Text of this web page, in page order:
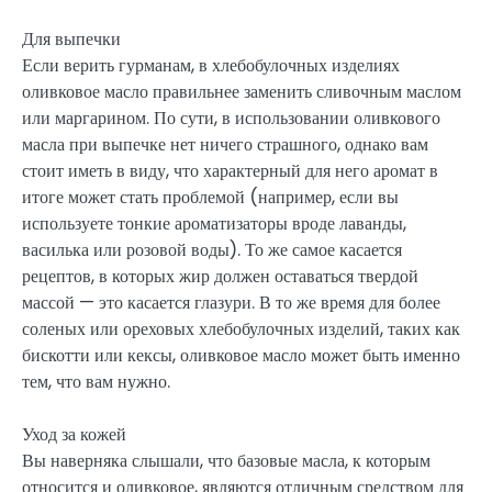
Для выпечки
Если верить гурманам, в хлебобулочных изделиях
оливковое масло правильнее заменить сливочным маслом
или маргарином. По сути, в использовании оливкового
масла при выпечке нет ничего страшного, однако вам
стоит иметь в виду, что характерный для него аромат в
итоге может стать проблемой (например, если вы
используете тонкие ароматизаторы вроде лаванды,
василька или розовой воды). То же самое касается
рецептов, в которых жир должен оставаться твердой
массой — это касается глазури. В то же время для более
соленых или ореховых хлебобулочных изделий, таких как
бискотти или кексы, оливковое масло может быть именно
тем, что вам нужно.
Уход за кожей
Вы наверняка слышали, что базовые масла, к которым